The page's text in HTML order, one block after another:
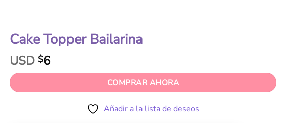
Cake Topper Bailarina
USD $6
COMPRAR AHORA
Añadir a la lista de deseos